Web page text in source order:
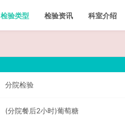
检验类型 检验资讯 科室介绍
分院检验
(分院餐后2小时)葡萄糖